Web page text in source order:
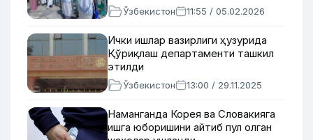
Ўзбекистон 11:55 / 05.02.2026
Ички ишлар вазирлиги ҳузурида
Қўриқлаш департаменти ташкил
этилди
Ўзбекистон 13:00 / 29.11.2025
Наманганда Корея ва Словакияга
ишга юборишини айтиб пул олган